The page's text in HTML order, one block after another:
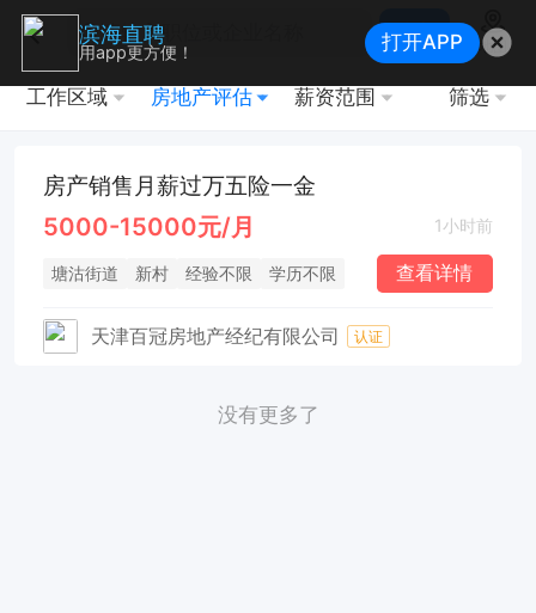
搜索
地图
工作区域 房地产评估 薪资范围 筛选
房产销售月薪过万五险一金
5000-15000元/月 1小时前
塘沽街道 新村 经验不限 学历不限 查看详情
天津百冠房地产经纪有限公司 认证
没有更多了
滨海直聘
用app更方便！ 打开APP